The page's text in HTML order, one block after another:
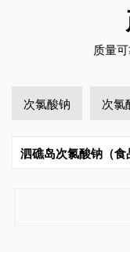
质量
次氯酸钠 次氯
泗礁岛次氯酸钠（食